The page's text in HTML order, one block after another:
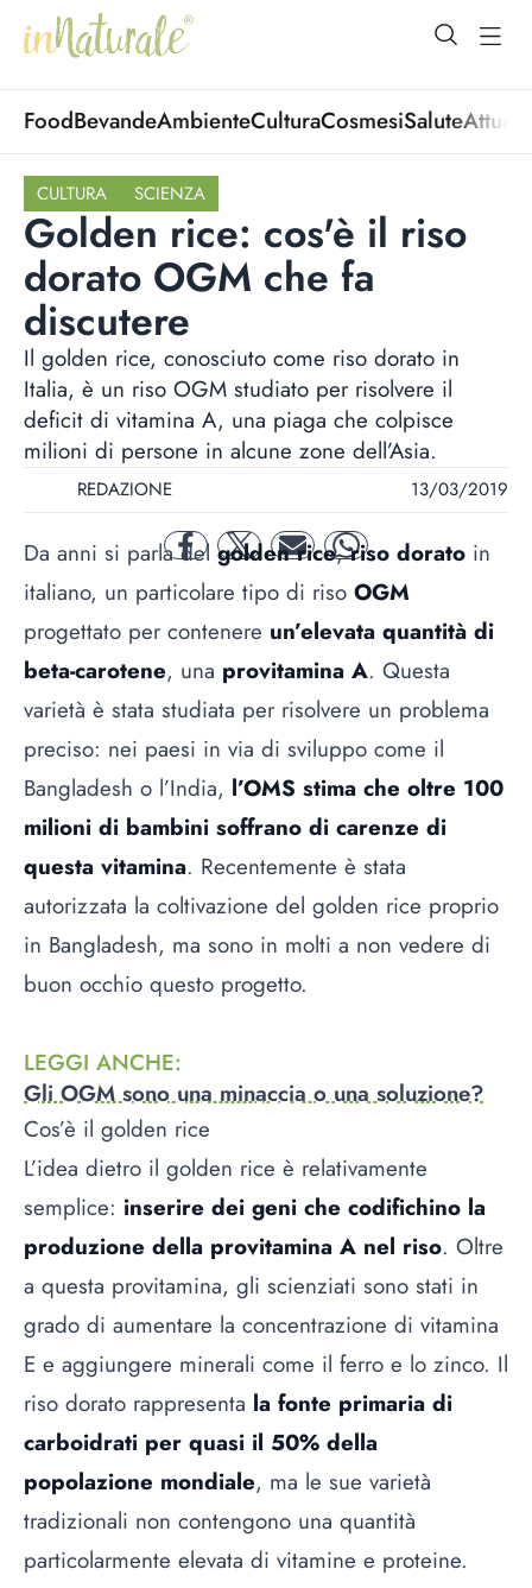
open
FoodBevandeAmbienteCulturaCosmesiSalute
CULTURA SCIENZA
Golden rice: cos'è il riso
dorato OGM che fa
discutere
Il golden rice, conosciuto come riso dorato in
Italia, è un riso OGM studiato per risolvere il
deficit di vitamina A, una piaga che colpisce
milioni di persone in alcune zone dell’Asia.
REDAZIONE 13/03/2019
facebooktwitter mail whatsapp
Da anni si parla del golden rice,riso dorato in
italiano, un particolare tipo di riso OGM
progettato per contenere un’elevata quantità di
beta-carotene, una provitamina A. Questa
varietà è stata studiata per risolvere un problema
preciso: nei paesi in via di sviluppo come il
Bangladesh o l’India, l’OMS stima che oltre 100
milioni di bambini soffrano di carenze di
questa vitamina. Recentemente è stata
autorizzata la coltivazione del golden rice proprio
in Bangladesh, ma sono in molti a non vedere di
buon occhio questo progetto.
LEGGI ANCHE:
Gli OGM sono una minaccia o una soluzione?
Cos’è il golden rice
L’idea dietro il golden rice è relativamente
semplice: inserire dei geni che codifichino la
produzione della provitamina A nel riso. Oltre
a questa provitamina, gli scienziati sono stati in
grado di aumentare la concentrazione di vitamina
E e aggiungere minerali come il ferro e lo zinco. Il
riso dorato rappresenta la fonte primaria di
carboidrati per quasi il 50% della
popolazione mondiale, ma le sue varietà
tradizionali non contengono una quantità
particolarmente elevata di vitamine e proteine.